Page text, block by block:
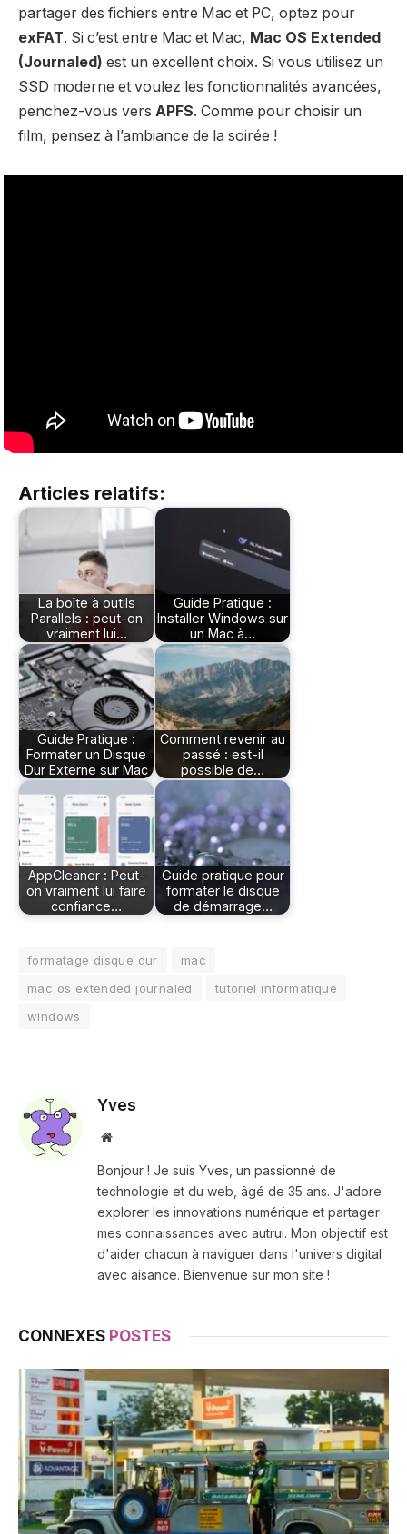
partager des fichiers entre Mac et PC, optez pour
exFAT. Si c’est entre Mac et Mac, Mac OS Extended
(Journaled) est un excellent choix. Si vous utilisez un
SSD moderne et voulez les fonctionnalités avancées,
penchez-vous vers APFS. Comme pour choisir un
film, pensez à l’ambiance de la soirée !
Articles relatifs:
La boîte à outils
Parallels : peut-on
vraiment lui…
Guide Pratique :
Installer Windows sur
un Mac à…
Guide Pratique :
Formater un Disque
Dur Externe sur Mac
Comment revenir au
passé : est-il
possible de…
AppCleaner : Peut-
on vraiment lui faire
confiance…
Guide pratique pour
formater le disque
de démarrage…
formatage disque dur
mac
mac os extended journaled
tutoriel informatique
windows
Yves
Site
Bonjour ! Je suis Yves, un passionné de
technologie et du web, âgé de 35 ans. J'adore
explorer les innovations numérique et partager
mes connaissances avec autrui. Mon objectif est
d'aider chacun à naviguer dans l'univers digital
avec aisance. Bienvenue sur mon site !
CONNEXES POSTES